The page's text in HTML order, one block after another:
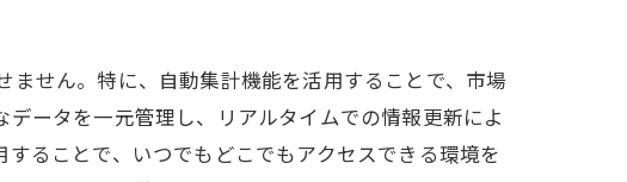
常識
せん。特に、自動集計機能を活用することで、市場
ータを一元管理し、リアルタイムでの情報更新によ
ることで、いつでもどこでもアクセスできる環境を